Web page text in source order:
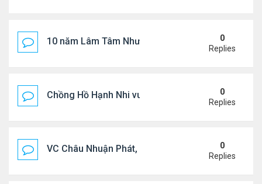
10 năm Lâm Tâm Như - Hoắc Kiến Hoa
0
Replies
Chồng Hồ Hạnh Nhi vui vẻ ôm người cũ của vợ
0
Replies
VC Châu Nhuận Phát, Lưu Gia Linh viếng vợ cũ ..
0
Replies